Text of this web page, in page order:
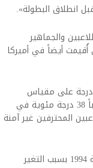
انطلاق البطولة».
والجماهير
بكثير من الحرارة والرطوبة مقارنة بكأس العالم 1994 التي أُقيمت أيضاً في أميركا
وخلصت الدراسة إلى أن نحو ربع مباريات البطولة قد تُقام في ظروف تتجاوز 26 درجة على مقياس
«WBGT»، في حين قد تتجاوز 5 مباريات مستوى 28 درجة، وهو ما يعادل تقريباً 38 درجة مئوية في
اللاعبين المحترفين غير آمنة
وأكدت الدراسة أن خطر التعرض لظروف مناخية قاسية تضاعف تقريباً منذ نسخة 1994 بسبب التغير